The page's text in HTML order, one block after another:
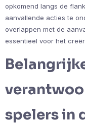
opkomend langs de
aanvallende acties te
overlappen met de
essentieel voor het
spelers in